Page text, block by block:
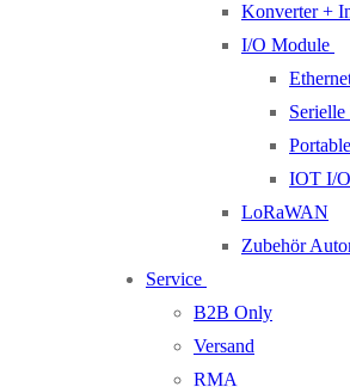
Konverter +
I/O Module
IOT I/
LoRaWAN
Zubehör
Service
B2B Only
Versand
RMA